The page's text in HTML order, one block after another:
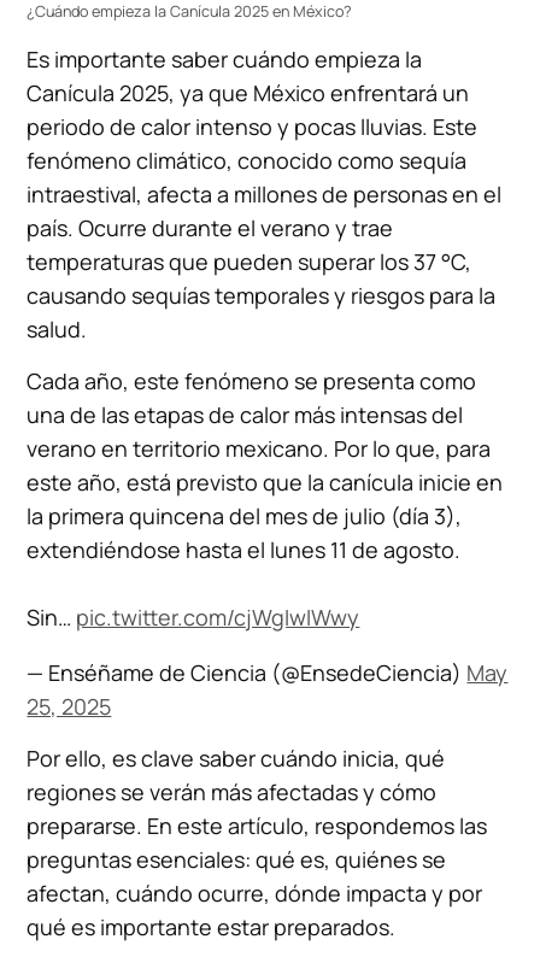
¿Cuándo empieza la Canícula 2025 en México?
Es importante saber cuándo empieza la
Canícula 2025, ya que México enfrentará un
periodo de calor intenso y pocas lluvias. Este
fenómeno climático, conocido como sequía
intraestival, afecta a millones de personas en el
país. Ocurre durante el verano y trae
temperaturas que pueden superar los 37 °C,
causando sequías temporales y riesgos para la
salud.
Cada año, este fenómeno se presenta como
una de las etapas de calor más intensas del
verano en territorio mexicano. Por lo que, para
este año, está previsto que la canícula inicie en
la primera quincena del mes de julio (día 3),
extendiéndose hasta el lunes 11 de agosto.
Sin… pic.twitter.com/cjWgIwIWwy
— Enséñame de Ciencia (@EnsedeCiencia) May
25, 2025
Por ello, es clave saber cuándo inicia, qué
regiones se verán más afectadas y cómo
prepararse. En este artículo, respondemos las
preguntas esenciales: qué es, quiénes se
afectan, cuándo ocurre, dónde impacta y por
qué es importante estar preparados.